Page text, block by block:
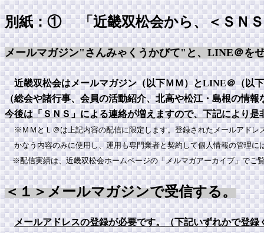
別紙：① 「近畿双松会から、＜ＳＮ
メールマガジン"さんみゃくうかびて"と、LINE＠を
近畿双松会はメールマガジン（以下ＭＭ）とLINE＠（以
（総会や諸行事、会員の活動紹介、北高や松江・島根の情報
今後は「ＳＮＳ」による連絡が増えますので、下記により是
※ＭＭとＬ＠は上記内容の配信に限定します。登録されたメールアドレ
かなう内容のみに使用し、運用も専門業者と契約して個人情報の管理に
※配信実績は、近畿双松会ホームページの「メルマガアーカイブ」でご
＜１＞メールマガジンで受信する。
メールアドレスの登録が必要です。（下記いずれかで登録